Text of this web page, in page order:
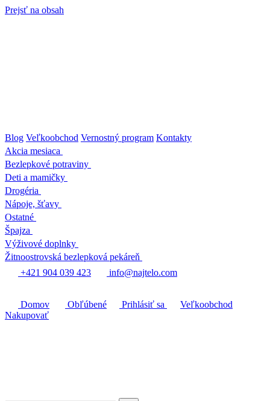
Prejsť na obsah
Blog Veľkoobchod Vernostný program Kontakty
Akcia mesiaca
Bezlepkové potraviny
Deti a mamičky
Drogéria
Nápoje, šťavy
Ostatné
Špajza
Výživové doplnky
Žitnoostrovská bezlepková pekáreň
+421 904 039 423
info@najtelo.com
Domov Obľúbené Prihlásiť sa
Veľkoobchod
Nakupovať